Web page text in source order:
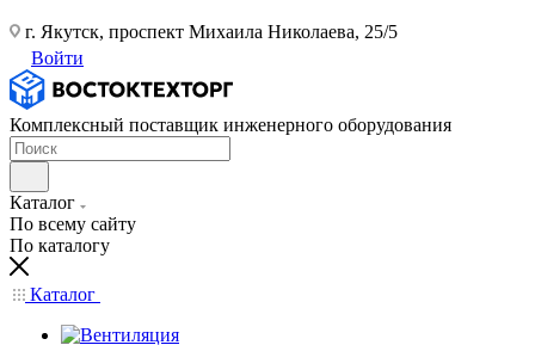
г. Якутск, проспект Михаила Николаева, 25/5
Войти
Комплексный поставщик инженерного оборудования
Каталог
По всему сайту
По каталогу
Каталог